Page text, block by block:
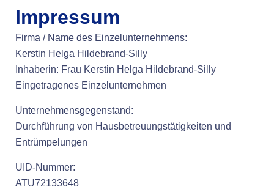
Impressum
Firma / Name des Einzelunternehmens:
Kerstin Helga Hildebrand-Silly
Inhaberin: Frau Kerstin Helga Hildebrand-Silly
Eingetragenes Einzelunternehmen
Unternehmensgegenstand:
Durchführung von Hausbetreuungstätigkeiten und
Entrümpelungen
UID-Nummer:
ATU72133648